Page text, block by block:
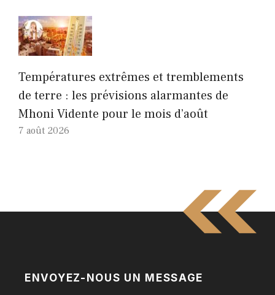
Températures extrêmes et tremblements
de terre : les prévisions alarmantes de
Mhoni Vidente pour le mois d’août
7 août 2026
ENVOYEZ-NOUS UN MESSAGE